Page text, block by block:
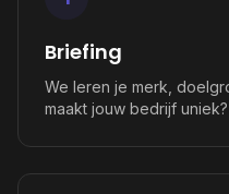
Briefing
We leren je merk,
maakt jouw bedrijf uniek?